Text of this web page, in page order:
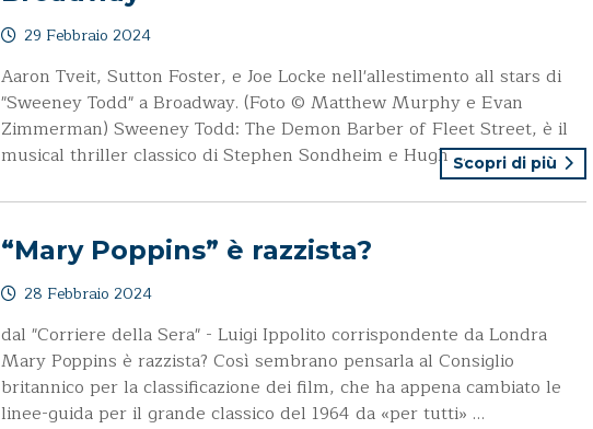
29 Febbraio 2024
Aaron Tveit, Sutton Foster, e Joe Locke nell'allestimento all stars di
"Sweeney Todd" a Broadway. (Foto © Matthew Murphy e Evan
Zimmerman) Sweeney Todd: The Demon Barber of Fleet Street, è il
musical thriller classico di Stephen Sondheim e Hugh …Scopri di più
“Mary Poppins” è razzista?
28 Febbraio 2024
dal "Corriere della Sera" - Luigi Ippolito corrispondente da Londra
Mary Poppins è razzista? Così sembrano pensarla al Consiglio
britannico per la classificazione dei film, che ha appena cambiato le
linee-guida per il grande classico del 1964 da «per tutti» …